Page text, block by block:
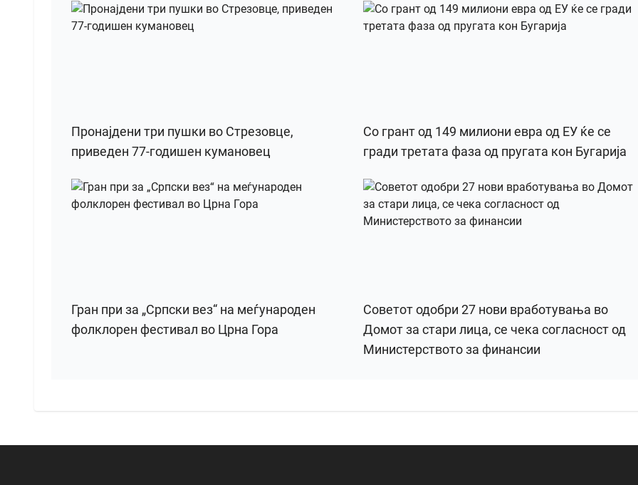
Пронајдени три пушки во Стрезовце,
приведен 77-годишен кумановец
Со грант од 149 милиони евра од ЕУ ќе се
гради третата фаза од пругата кон Бугарија
Гран при за „Српски вез“ на меѓународен
фолклорен фестивал во Црна Гора
Советот одобри 27 нови вработувања во
Домот за стари лица, се чека согласност од
Министерството за финансии